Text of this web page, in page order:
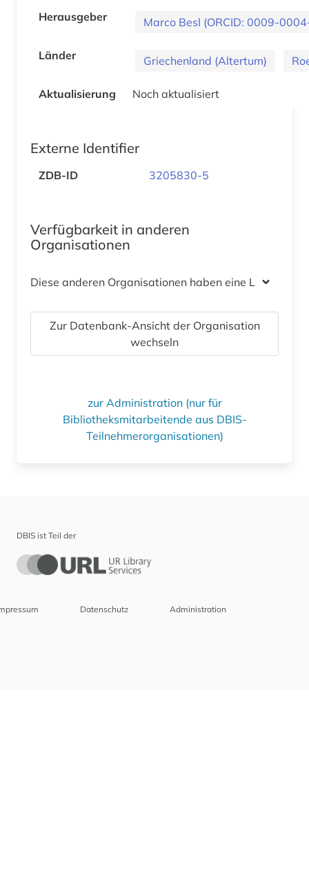
Herausgeber Marco Besl (ORCID: 0009-
Länder Griechenland (Altertum)
Aktualisierung Noch aktualisiert
Externe Identifier
ZDB-ID 3205830-5
Verfügbarkeit in anderen
Organisationen
Diese anderen Organisationen haben eine Lizenz
Zur Datenbank-Ansicht der Organisation
wechseln
zur Administration (nur für
Bibliotheksmitarbeitende aus DBIS-
Teilnehmerorganisationen)
DBIS ist Teil der
Datenschutz Administration